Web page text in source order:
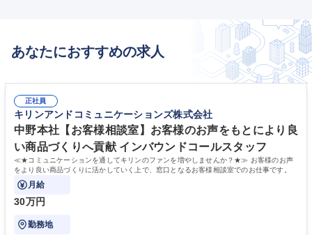
あなたにおすすめの求人
正社員
キリンアンドコミュニケーションズ株式会社
中野本社【お客様相談室】お客様のお声をもとにより良
い商品づくりへ貢献 インバウンドコールスタッフ
≪★コミュニケーションを通してキリンのファンを増やしませんか？★≫ お客様のお声
をより良い商品づくりに活かしていく上で、窓口となるお客様相談室でのお仕事です。
月給
30万円
勤務地